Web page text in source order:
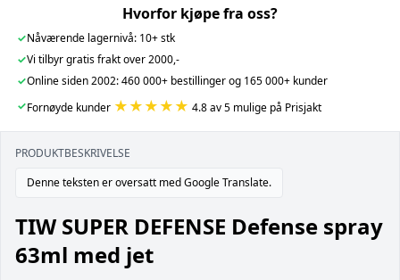
Hvorfor kjøpe fra oss?
✓Nåværende lagernivå: 10+ stk
✓Vi tilbyr gratis frakt over 2000,-
✓Online siden 2002: 460 000+ bestillinger og 165 000+ kunder
✓Fornøyde kunder ★★★★★ 4.8 av 5 mulige på Prisjakt
PRODUKTBESKRIVELSE
Denne teksten er oversatt med Google Translate.
TIW SUPER DEFENSE Defense spray
63ml med jet